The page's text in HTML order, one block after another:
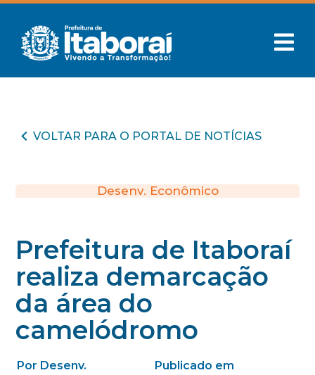
VOLTAR PARA O PORTAL DE NOTÍCIAS
Desenv. Econômico
Prefeitura de Itaboraí
realiza demarcação
da área do
camelódromo
Por Desenv.
Publicado em